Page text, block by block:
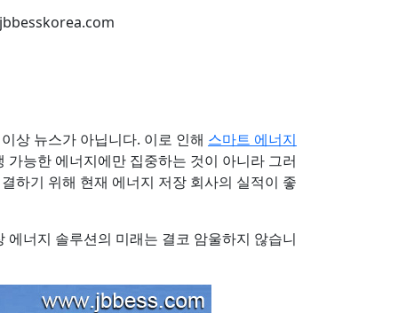
상 뉴스가 아닙니다. 이로 인해 스마트 에너지
능한 에너지에만 집중하는 것이 아니라 그러
하기 위해 현재 에너지 저장 회사의 실적이 좋
너지 솔루션의 미래는 결코 암울하지 않습니